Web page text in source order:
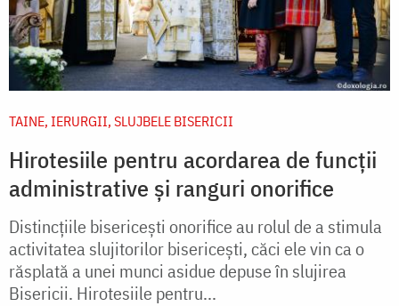
TAINE, IERURGII, SLUJBELE BISERICII
Hirotesiile pentru acordarea de funcții
administrative și ranguri onorifice
Distincțiile bisericești onorifice au rolul de a stimula
activitatea slujitorilor bisericești, căci ele vin ca o
răsplată a unei munci asidue depuse în slujirea
Bisericii. Hirotesiile pentru...